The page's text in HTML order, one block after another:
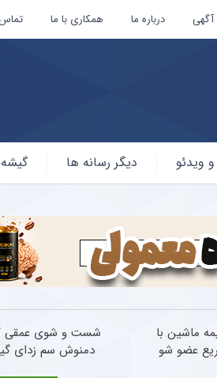
آگهی درباره ما همکاری با ما تماس
ویدئو دیگر رسانه ها
ماشین با
عضو شو
شست و شوی عمقی
دمنوش سم زدای